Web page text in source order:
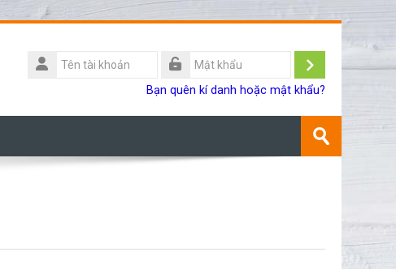
Tên
tài
Đăng
Bạn quên kí danh hoặc mật khẩu?
khoá
Gửi